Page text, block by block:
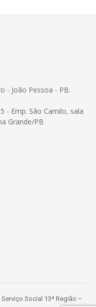
- João Pessoa - PB.
- Emp. São Camilo, sala
Grande/PB
Social 13ª Região –